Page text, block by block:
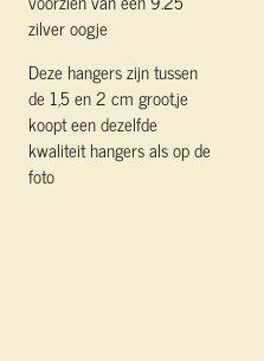
zilver oogje
Deze hangers zijn tussen
de 1,5 en 2 cm groot,je
koopt een dezelfde
kwaliteit hangers als op de
foto